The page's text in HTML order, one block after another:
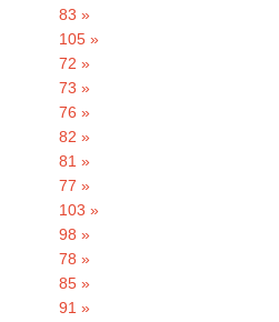
83 »
105 »
72 »
73 »
76 »
82 »
81 »
77 »
103 »
98 »
78 »
85 »
91 »